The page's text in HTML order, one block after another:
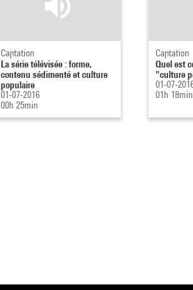
Captation
La série télévisée : forme,
contenu sédimenté et culture
populaire
01-07-2016
00h 25min
Captation
Quel est
"culture
01-07-
01h 18min